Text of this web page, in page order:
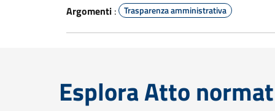
Argomenti : Trasparenza amministrativa
Esplora Atto